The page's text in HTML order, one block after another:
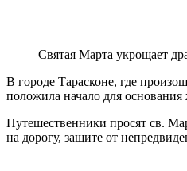
Святая Марта укрощает
В городе Тарасконе, где
положила начало для
Путешественники просят св.
на дорогу, защите от